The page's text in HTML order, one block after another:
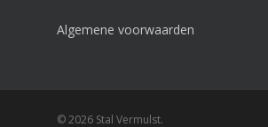
Algemene voorwaarden
© 2026 Stal Vermulst.